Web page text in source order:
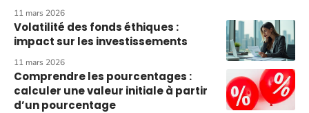
11 mars 2026
Volatilité des fonds éthiques :
impact sur les investissements
11 mars 2026
Comprendre les pourcentages :
calculer une valeur initiale à partir
d’un pourcentage